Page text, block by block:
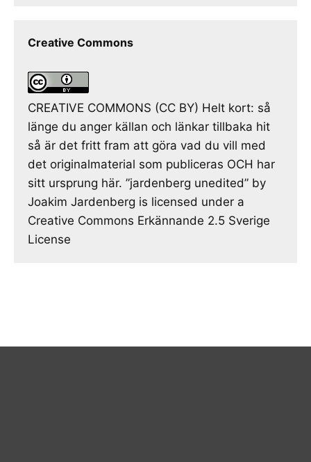
Creative Commons
CREATIVE COMMONS (CC BY) Helt kort: så
länge du anger källan och länkar tillbaka hit
så är det fritt fram att göra vad du vill med
det originalmaterial som publiceras OCH har
sitt ursprung här. ”jardenberg unedited” by
Joakim Jardenberg is licensed under a
Creative Commons Erkännande 2.5 Sverige
License